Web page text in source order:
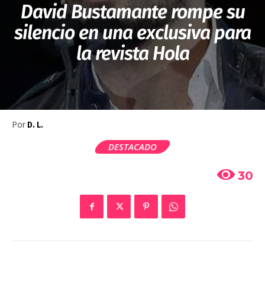
David Bustamante rompe su
silencio en una exclusiva para
la revista Hola
Por D. L.
DESTACADO
30